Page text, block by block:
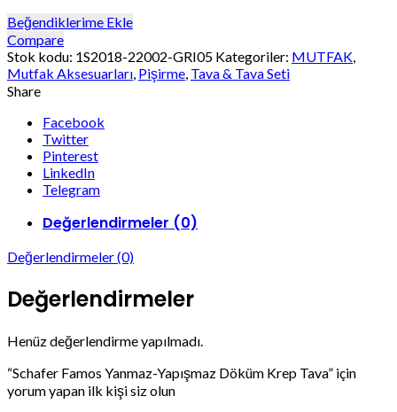
Beğendiklerime Ekle
Compare
Stok kodu: 1S2018-22002-GRI05 Kategoriler: MUTFAK
Mutfak Aksesuarları Pişirme Tava & Tava Seti
Share
Facebook
Twitter
Pinterest
LinkedIn
Telegram
Değerlendirmeler (0)
Değerlendirmeler (0)
Değerlendirmeler
Henüz değerlendirme yapılmadı.
“Schafer Famos Yanmaz-Yapışmaz Döküm Krep Tava” için
yorum yapan ilk kişi siz olun